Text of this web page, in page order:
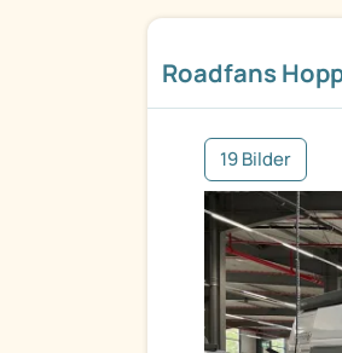
Roadfans
19 Bilder